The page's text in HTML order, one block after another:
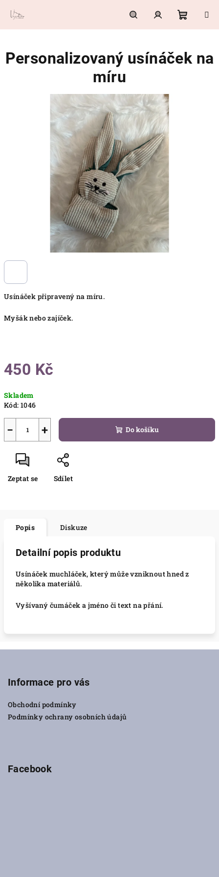
HledatPřihlášení
košík
Usínáček připravený na míru.
Myšák nebo zajíček.
450 Kč
cena:
Skladem
Kód: 1046
+
− Do košíku
Zeptat se Sdílet
Personalizovaný usínáček na
míru
Popis Diskuze
Detailní popis produktu
Usínáček muchláček, který může vzniknout hned z
několika materiálů.
Vyšívaný čumáček a jméno či text na přání.
Informace pro vás
Obchodní podmínky
Podmínky ochrany osobních údajů
Facebook